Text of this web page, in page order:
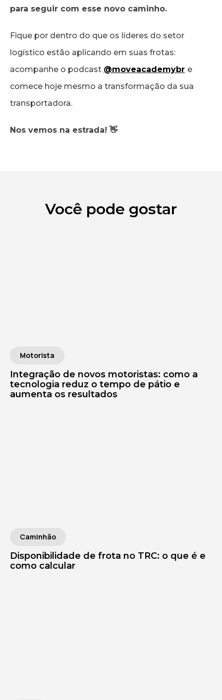
para seguir com esse novo caminho.
Fique por dentro do que os líderes do setor
logístico estão aplicando em suas frotas:
acompanhe o podcast @moveacademybr e
comece hoje mesmo a transformação da sua
transportadora.
Nos vemos na estrada! 👋
Você pode gostar
Motorista
Integração de novos motoristas: como a
tecnologia reduz o tempo de pátio e
aumenta os resultados
Caminhão
Disponibilidade de frota no TRC: o que é e
como calcular